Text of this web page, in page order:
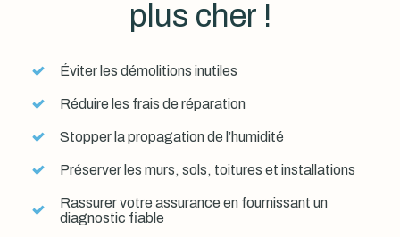
plus cher !
Éviter les démolitions inutiles
Réduire les frais de réparation
Stopper la propagation de l’humidité
Préserver les murs, sols, toitures et installations
Rassurer votre assurance en fournissant un
diagnostic fiable